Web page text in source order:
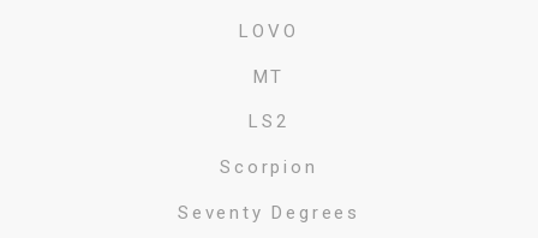
LOVO
MT
LS2
Scorpion
Seventy Degrees